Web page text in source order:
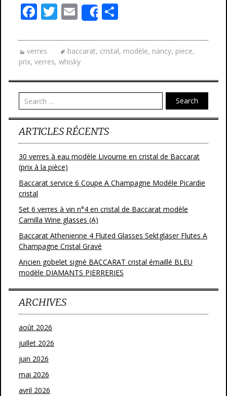
F
e
b
o
o
k
T
itt
er
E
m
ai
l
Share
ta
g
er
verres baccarat, cristal, modèle, nancy, piece,
prix, verres, whisky
Search
ARTICLES RÉCENTS
30 verres à eau modèle Livourne en cristal de Baccarat
(prix à la pièce)
Baccarat service 6 Coupe A Champagne Modéle Picardie
cristal
Set 6 verres à vin n°4 en cristal de Baccarat modèle
Camilla Wine glasses (A)
Baccarat Athenienne 4 Fluted Glasses Sektgläser Flutes A
Champagne Cristal Gravé
Ancien gobelet signé BACCARAT cristal émaillé BLEU
modèle DIAMANTS PIERRERIES
ARCHIVES
août 2026
juillet 2026
juin 2026
mai 2026
avril 2026